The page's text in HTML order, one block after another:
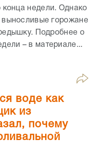
конца недели. Однако
горожане
Подробнее о
– в материале...
воде как
из
почему